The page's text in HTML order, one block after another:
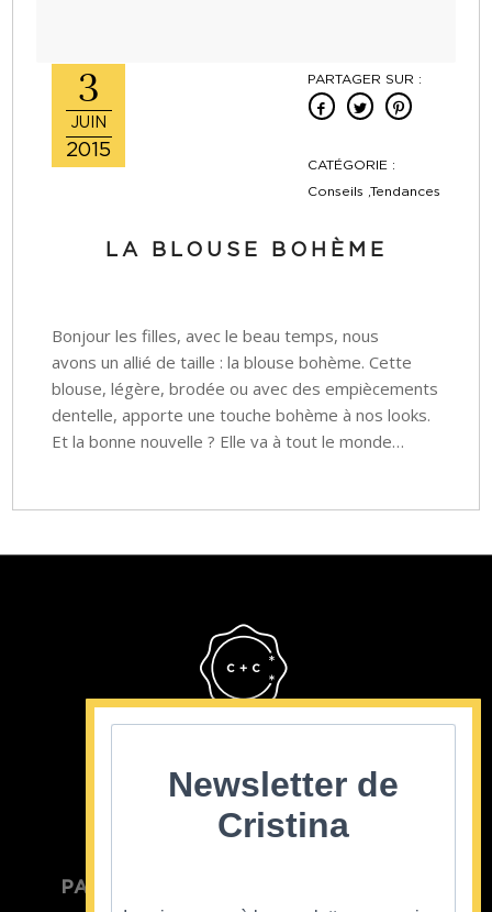
3
JUIN
2015
PARTAGER SUR :
CATÉGORIE :
Conseils ,Tendances
LA BLOUSE BOHÈME
Bonjour les filles, avec le beau temps, nous
avons un allié de taille : la blouse bohème. Cette
blouse, légère, brodée ou avec des empiècements
dentelle, apporte une touche bohème à nos looks.
Et la bonne nouvelle ? Elle va à tout le monde…
PARTICULIER
Newsletter de
Cristina